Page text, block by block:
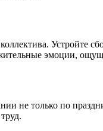
Устройте
эмоции,
не только по